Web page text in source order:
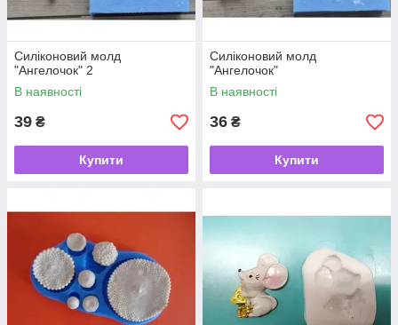
Силіконовий молд
"Ангелочок" 2
В наявності
39 ₴
Купити
Силіконовий молд
"Ангелочок"
В наявності
36 ₴
Купити